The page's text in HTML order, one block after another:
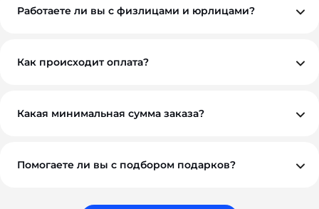
Работаете ли вы с физлицами и юрлицами?
Как происходит оплата?
обсудим индивидуально. Для оптовых и
корпоративных клиентов возможны гибкие условия.
Какая минимальная сумма заказа?
Помогаете ли вы с подбором подарков?